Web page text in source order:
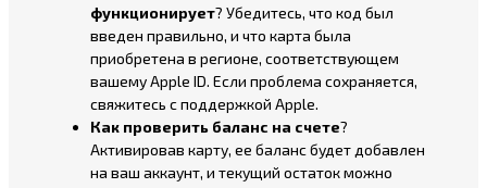
функционирует? Убедитесь, что код был
введен правильно, и что карта была
приобретена в регионе, соответствующем
вашему Apple ID. Если проблема сохраняется,
свяжитесь с поддержкой Apple.
Как проверить баланс на счете?
Активировав карту, ее баланс будет добавлен
на ваш аккаунт, и текущий остаток можно